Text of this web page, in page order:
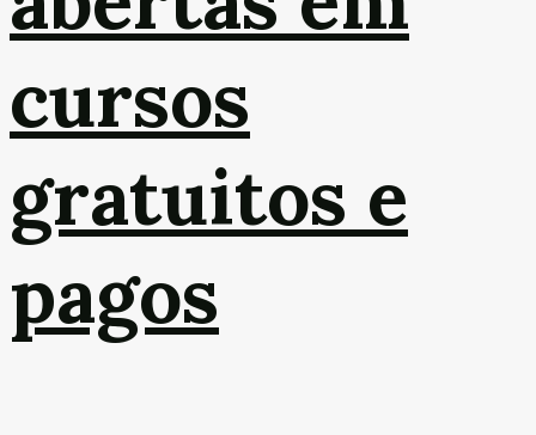
cursos
gratuitos e
pagos